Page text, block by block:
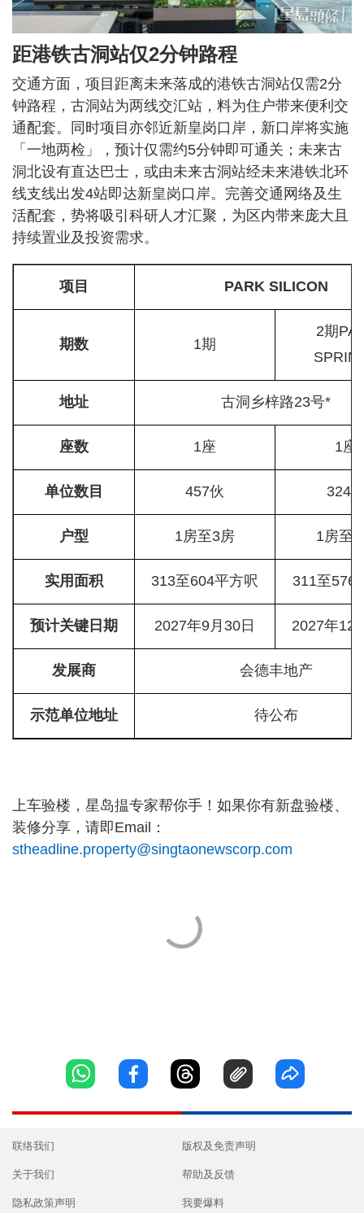
距港铁古洞站仅2分钟路程
交通方面，项目距离未来落成的港铁古洞站仅需2分
钟路程，古洞站为两线交汇站，料为住户带来便利交
通配套。同时项目亦邻近新皇岗口岸，新口岸将实施
「一地两检」，预计仅需约5分钟即可通关；未来古
洞北设有直达巴士，或由未来古洞站经未来港铁北环
线支线出发4站即达新皇岗口岸。完善交通网络及生
活配套，势将吸引科研人才汇聚，为区内带来庞大且
持续置业及投资需求。
项目 PARK SILICON
期数 1期
2期
地址 古洞乡梓路23号*
座数 1座 1座
单位数目 457伙 324
户型 1房至3房 1房至
实用面积 313至604平方呎 311至576
预计关键日期 2027年9月30日 2027年12
发展商 会德丰地产
示范单位地址 待公布
上车验楼，星岛揾专家帮你手！如果你有新盘验楼、
装修分享，请即Email：
stheadline.property@singtaonewscorp.com
联络我们
关于我们
隐私政策声明
版权及免责声明
帮助及反馈
我要爆料